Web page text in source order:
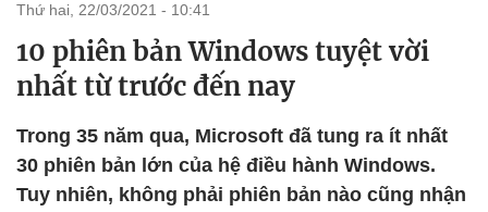
thứ hai, 22/03/2021 - 10:41
10 phiên bản Windows tuyệt vời
nhất từ trước đến nay
Trong 35 năm qua, Microsoft đã tung ra ít nhất
30 phiên bản lớn của hệ điều hành Windows.
Tuy nhiên, không phải phiên bản nào cũng nhận